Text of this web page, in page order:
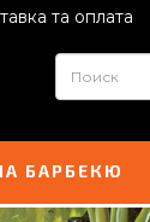
та оплата
БАРБЕКЮ